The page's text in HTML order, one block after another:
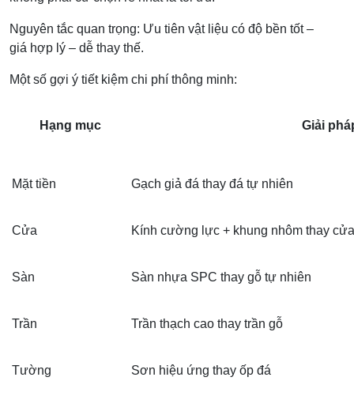
Nguyên tắc quan trọng: Ưu tiên vật liệu có độ bền tốt –
giá hợp lý – dễ thay thế.
Một số gợi ý tiết kiệm chi phí thông minh:
Hạng mục Giải
Mặt tiền Gạch giả đá thay đá tự nhiên
Cửa Kính cường lực + khung nhôm thay
Sàn Sàn nhựa SPC thay gỗ tự nhiên
Trần Trần thạch cao thay trần gỗ
Tường Sơn hiệu ứng thay ốp đá